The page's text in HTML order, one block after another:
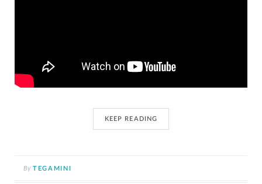
KEEP READING
By TEGAMINI